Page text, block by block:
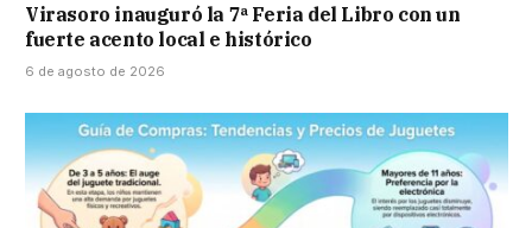
Virasoro inauguró la 7ª Feria del Libro con un
fuerte acento local e histórico
6 de agosto de 2026